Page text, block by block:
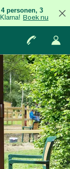
personen, 3
Boek nu